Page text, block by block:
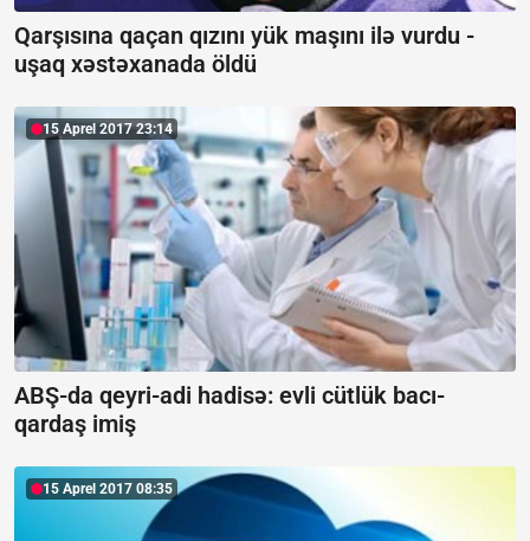
Qarşısına qaçan qızını yük maşını ilə vurdu -
uşaq xəstəxanada öldü
15 Aprel 2017 23:14
ABŞ-da qeyri-adi hadisə: evli cütlük bacı-
qardaş imiş
15 Aprel 2017 08:35